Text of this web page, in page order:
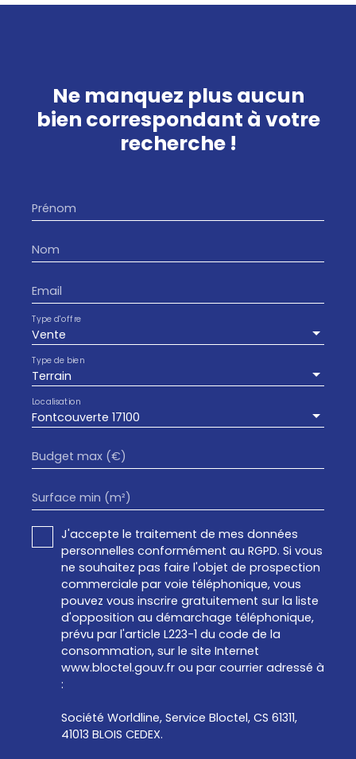
Ne manquez plus aucun
bien correspondant à votre
recherche !
Prénom
Nom
Email
Vente
Type d'offre
Terrain
Type de bien
Fontcouverte 17100
Localisation
Budget max (€)
Surface min (m²)
J'accepte le traitement de mes données
personnelles conformément au RGPD. Si vous
ne souhaitez pas faire l'objet de prospection
commerciale par voie téléphonique, vous
pouvez vous inscrire gratuitement sur la liste
d'opposition au démarchage téléphonique,
prévu par l'article L223-1 du code de la
consommation, sur le site Internet
www.bloctel.gouv.fr ou par courrier adressé à
:
Société Worldline, Service Bloctel, CS 61311,
41013 BLOIS CEDEX.